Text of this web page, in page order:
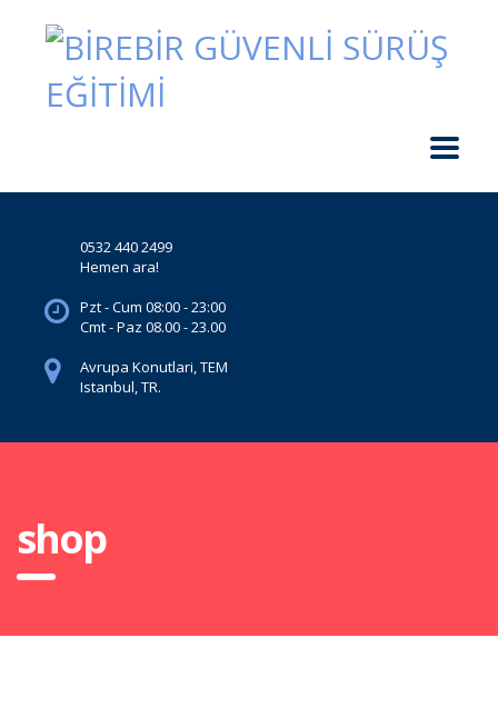
0532 440 2499
Hemen ara!
Pzt - Cum 08:00 - 23:00
Cmt - Paz 08.00 - 23.00
Avrupa Konutlari, TEM
Istanbul, TR.
shop